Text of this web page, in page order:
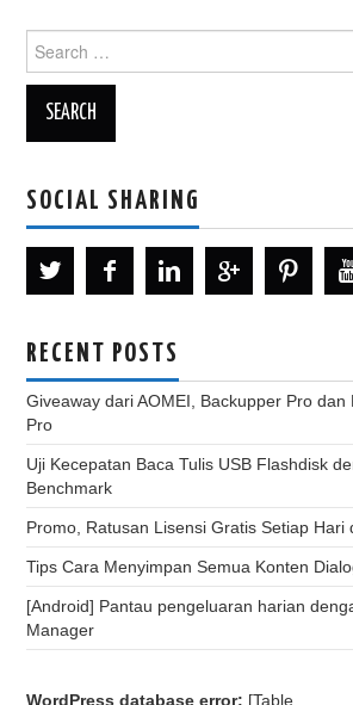
for:
SOCIAL SHARING
RECENT POSTS
Giveaway dari AOMEI, Backupper Pro dan
Pro
Uji Kecepatan Baca Tulis USB Flashdisk
Benchmark
Promo, Ratusan Lisensi Gratis Setiap Hari
Tips Cara Menyimpan Semua Konten
[Android] Pantau pengeluaran harian
Manager
WordPress database error: [Table